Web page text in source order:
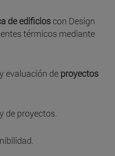
de edificios con Design
térmicos mediante
evaluación de proyectos
de proyectos.